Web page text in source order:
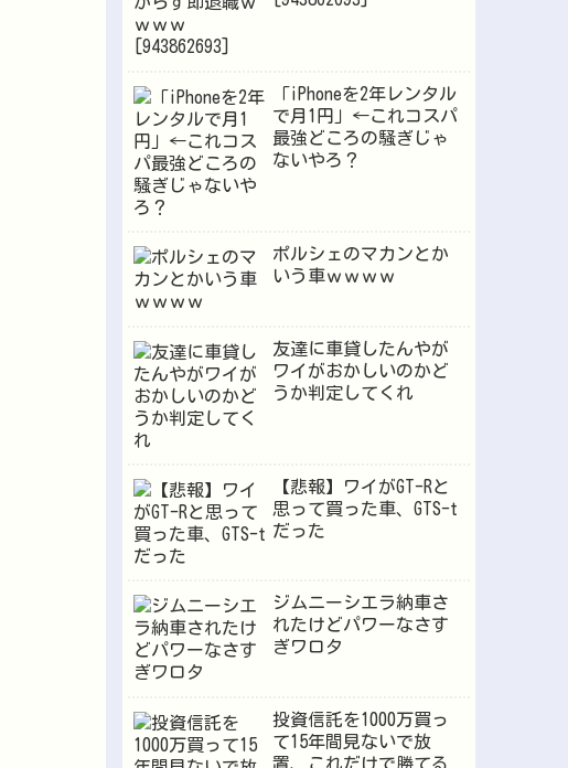
「iPhoneを2年レンタル
で月1円」←これコスパ
最強どころの騒ぎじゃ
ないやろ？
ポルシェのマカンとか
いう車ｗｗｗｗ
友達に車貸したんやが
ワイがおかしいのかど
うか判定してくれ
【悲報】ワイがGT-Rと
思って買った車、GTS-t
だった
ジムニーシエラ納車さ
れたけどパワーなさす
ぎワロタ
投資信託を1000万買っ
て15年間見ないで放
置、これだけで勝てる